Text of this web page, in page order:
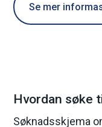
Se mer
Hvordan søke
Søknadsskjema